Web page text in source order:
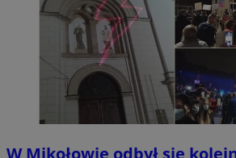
W Mikołowie odbył się